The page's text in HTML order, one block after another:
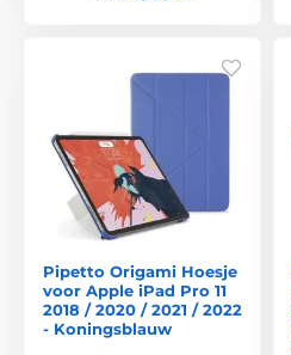
Pipetto Origami Hoesje
voor Apple iPad Pro 11
2018 / 2020 / 2021 / 2022
- Koningsblauw